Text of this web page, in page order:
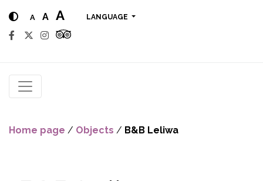
A A A LANGUAGE
Home page / Objects / B&B Leliwa